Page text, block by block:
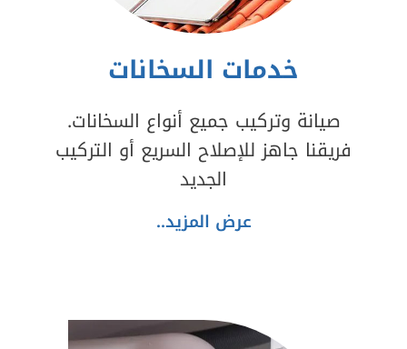
خدمات السخانات
صيانة وتركيب جميع أنواع السخانات.
فريقنا جاهز للإصلاح السريع أو التركيب
الجديد
عرض المزيد..